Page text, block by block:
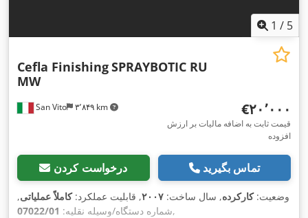
1 / 5
San Vito ۳٬۸۴۹ km
Cefla FinishingSPRAYBOTIC RU
MW
‎€۲۰٬۰۰۰
قیمت ثابت به اضافه مالیات بر ارزش
افزوده
درخواست کردن تماس بگیرید
وضعیت:کارکرده, سال ساخت: ۲۰۰۷, قابلیت عملکرد:کاملاً عملیاتی,
شماره دستگاه/وسیله نقلیه: 07022/01 ,